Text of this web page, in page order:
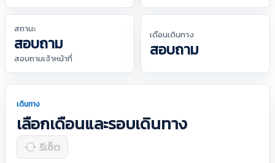
สถานะ
สอบถาม
สอบถามเจ้าหน้าที่
เดือนเดินทาง
สอบถาม
เดินทาง
เลือกเดือนและรอบเดินทาง
รีเซ็ต